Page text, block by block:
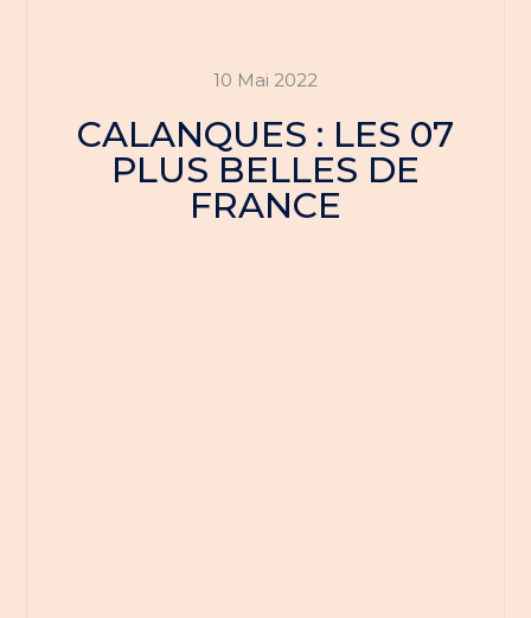
10 Mai 2022
CALANQUES : LES 07
PLUS BELLES DE
FRANCE